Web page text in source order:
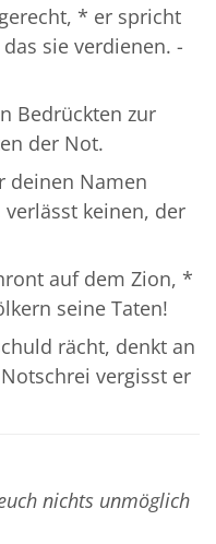
* er spricht
sie verdienen. -
Bedrückten zur
der Not.
deinen Namen
keinen, der
auf dem Zion, *
seine Taten!
rächt, denkt an
vergisst er
nichts unmöglich